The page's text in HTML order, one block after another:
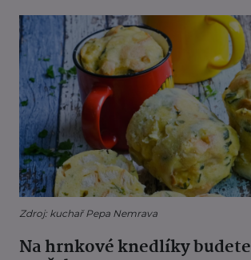
Zdroj: kuchař Pepa Nemrava
Na hrnkové knedlíky budete